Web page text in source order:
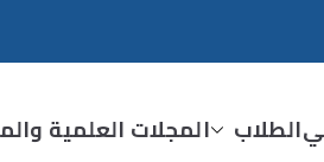
الطلاب المجلات العلمية